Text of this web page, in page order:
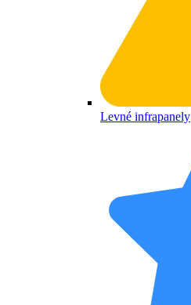
Levné infrapanely